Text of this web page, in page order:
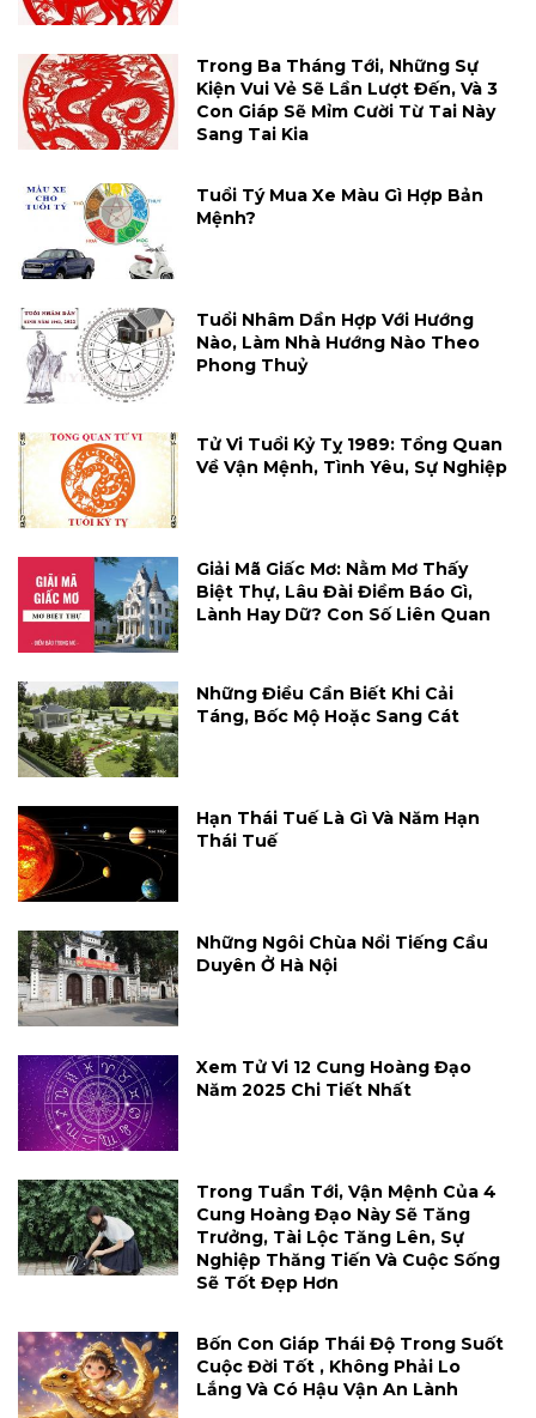
Trong Ba Tháng Tới, Những Sự
Kiện Vui Vẻ Sẽ Lần Lượt Đến, Và 3
Con Giáp Sẽ Mỉm Cười Từ Tai Này
Sang Tai Kia
Tuổi Tý Mua Xe Màu Gì Hợp Bản
Mệnh?
Tuổi Nhâm Dần Hợp Với Hướng
Nào, Làm Nhà Hướng Nào Theo
Phong Thuỷ
Tử Vi Tuổi Kỷ Tỵ 1989: Tổng Quan
Về Vận Mệnh, Tình Yêu, Sự Nghiệp
Giải Mã Giấc Mơ: Nằm Mơ Thấy
Biệt Thự, Lâu Đài Điềm Báo Gì,
Lành Hay Dữ? Con Số Liên Quan
Những Điều Cần Biết Khi Cải
Táng, Bốc Mộ Hoặc Sang Cát
Hạn Thái Tuế Là Gì Và Năm Hạn
Thái Tuế
Những Ngôi Chùa Nổi Tiếng Cầu
Duyên Ở Hà Nội
Xem Tử Vi 12 Cung Hoàng Đạo
Năm 2025 Chi Tiết Nhất
Trong Tuần Tới, Vận Mệnh Của 4
Cung Hoàng Đạo Này Sẽ Tăng
Trưởng, Tài Lộc Tăng Lên, Sự
Nghiệp Thăng Tiến Và Cuộc Sống
Sẽ Tốt Đẹp Hơn
Bốn Con Giáp Thái Độ Trong Suốt
Cuộc Đời Tốt , Không Phải Lo
Lắng Và Có Hậu Vận An Lành